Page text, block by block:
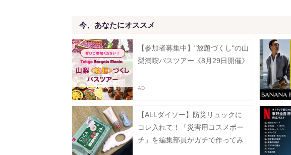
今、あなたにオススメ
【参加者募集中】"放題づくし"の山
梨満喫バスツアー《8月29日開催》
【ALLダイソー】防災リュックに
コレ入れて！「災害用コスメポー
チ」を編集部員がガチで作ってみ